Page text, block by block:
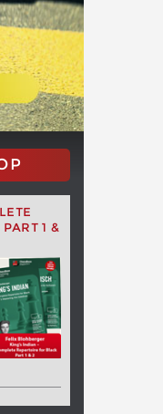
1 &